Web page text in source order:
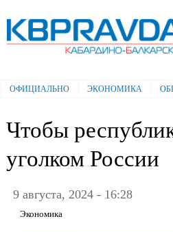
Электронная газета "Кабардино-
Балкарская правда"
Главное меню
ОФИЦИАЛЬНО ЭКОНОМИКА
Чтобы
уголком России
9 августа, 2024 - 16:28
Экономика